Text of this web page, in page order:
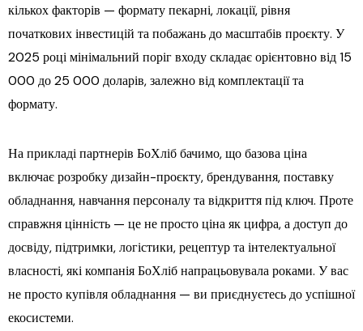
кількох факторів — формату пекарні, локації, рівня
початкових інвестицій та побажань до масштабів проєкту. У
2025 році мінімальний поріг входу складає орієнтовно від 15
000 до 25 000 доларів, залежно від комплектації та
формату.
На прикладі партнерів БоХліб бачимо, що базова ціна
включає розробку дизайн-проєкту, брендування, поставку
обладнання, навчання персоналу та відкриття під ключ. Проте
справжня цінність — це не просто ціна як цифра, а доступ до
досвіду, підтримки, логістики, рецептур та інтелектуальної
власності, які компанія БоХліб напрацьовувала роками. У вас
не просто купівля обладнання — ви приєднуєтесь до успішної
екосистеми.